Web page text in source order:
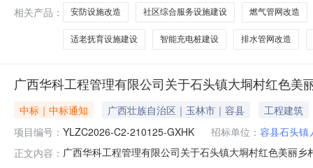
相关产品：
安防设施改造 社区综合服务设施建设 燃气管网改造
适老抚育设施建设 智能充电桩建设 排水管网改造
广西华科工程管理有限公司关于石头镇大垌村红色美
中标｜中标通知 广西壮族自治区｜玉林市｜容县
工程建筑
项目编号： YLZC2026-C2-210125-GXHK 招标单位： 容县石头镇
正文内容： 广西华科工程管理有限公司关于石头镇大垌村红色美丽